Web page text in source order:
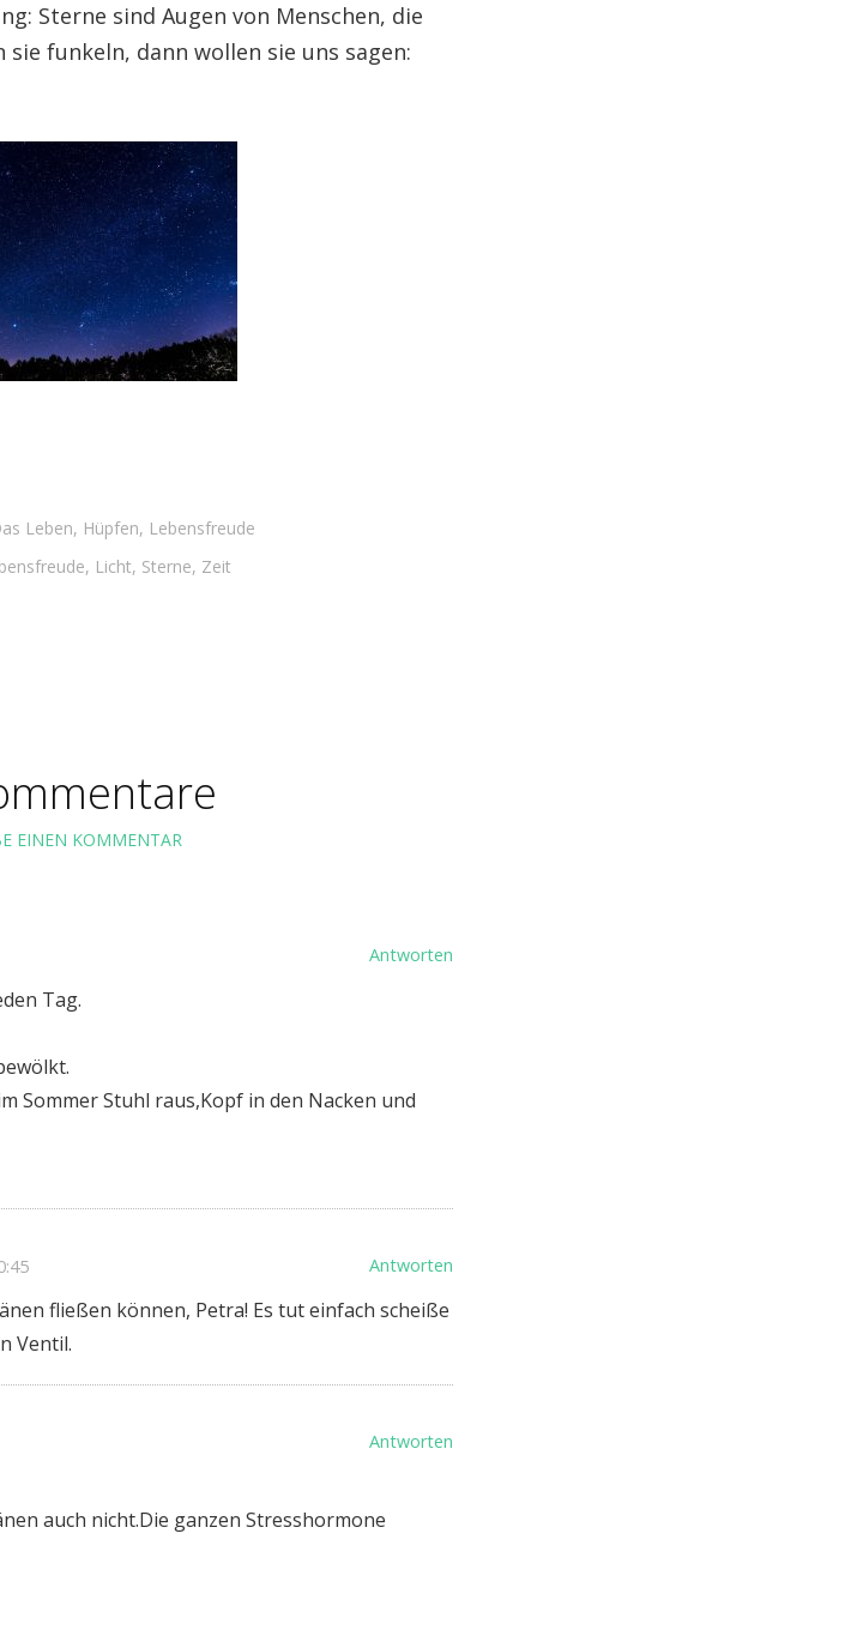
Sterne sind Augen von Menschen, die
funkeln, dann wollen sie uns sagen:
Leben, Hüpfen, Lebensfreude
, Licht, Sterne, Zeit
EINEN KOMMENTAR
Antworten
Tag.
Sommer Stuhl raus,Kopf in den Nacken und
Antworten
fließen können, Petra! Es tut einfach scheiße
Ventil.
Antworten
auch nicht.Die ganzen Stresshormone